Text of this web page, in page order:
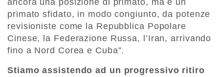
ancora una posizione di primato, ma è un
primato sfidato, in modo congiunto, da potenze
revisioniste come la Repubblica Popolare
Cinese, la Federazione Russa, l’Iran, arrivando
fino a Nord Corea e Cuba”.
Stiamo assistendo ad un progressivo ritiro